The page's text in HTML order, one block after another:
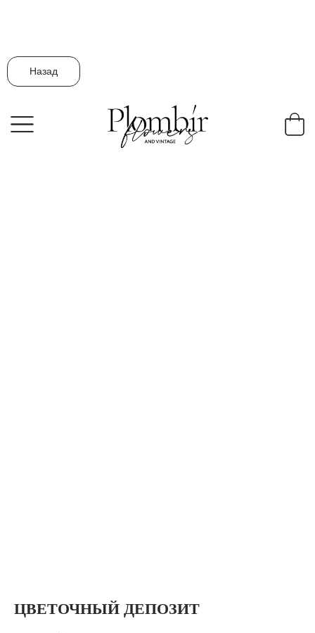
Назад
ЦВЕТОЧНЫЙ ДЕПОЗИТ